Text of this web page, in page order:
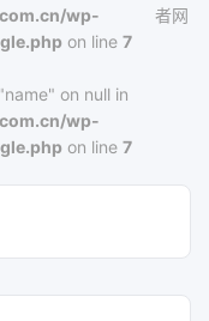
wp-
on line7
on null in
wp-
on line7
者网